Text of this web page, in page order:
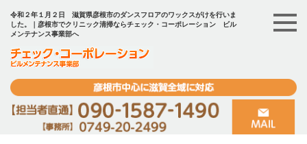
令和２年１月２日 滋賀県彦根市のダンスフロアのワックスがけを行いま
した。｜彦根市でクリニック清掃ならチェック・コーポレーション ビル
メンテナンス事業部へ